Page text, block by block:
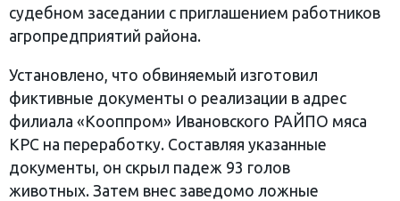
судебном заседании с приглашением работников
агропредприятий района.
Установлено, что обвиняемый изготовил
фиктивные документы о реализации в адрес
филиала «Кооппром» Ивановского РАЙПО мяса
КРС на переработку. Составляя указанные
документы, он скрыл падеж 93 голов
животных. Затем внес заведомо ложные